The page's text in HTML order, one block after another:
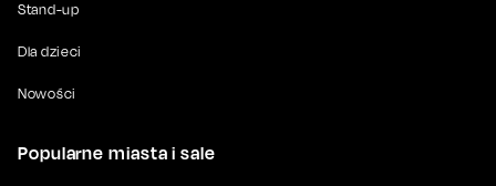
Stand-up
Dla dzieci
Nowości
Popularne miasta i sale